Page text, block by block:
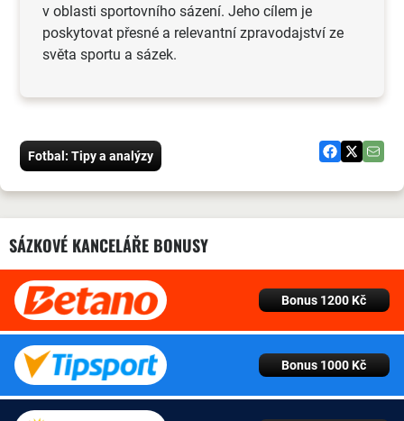
v oblasti sportovního sázení. Jeho cílem je
poskytovat přesné a relevantní zpravodajství ze
světa sportu a sázek.
Fotbal: Tipy a analýzy
SÁZKOVÉ KANCELÁŘE BONUSY
Bonus 1200 Kč
Bonus 1000 Kč